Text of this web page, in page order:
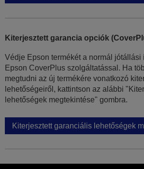
Kiterjesztett garancia opciók
Védje Epson termékét a normál jótállási
Epson CoverPlus szolgáltatással. Ha
megtudni az új termékére vonatkozó
lehetőségeiről, kattintson az alábbi
lehetőségek megtekintése" gombra.
Kiterjesztett garanciális lehetőségek